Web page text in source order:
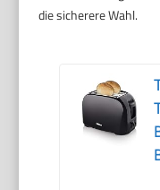
die sicherere Wahl.